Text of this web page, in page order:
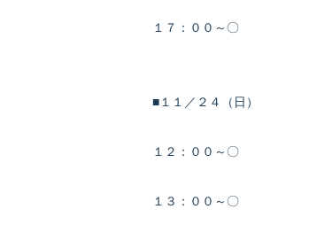
１７：００～〇
■１１／２４（日）
１２：００～〇
１３：００～〇